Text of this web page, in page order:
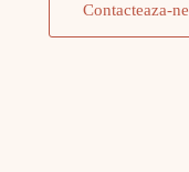
Contacteaza-ne